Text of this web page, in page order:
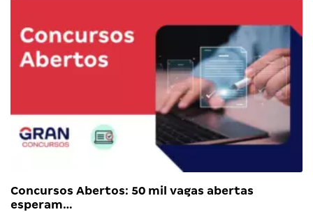
Concursos Abertos: 50 mil vagas abertas
esperam…